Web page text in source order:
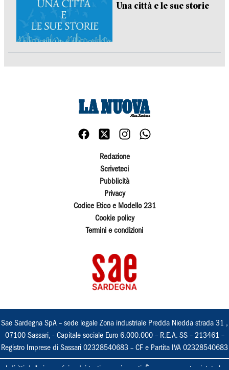
Una città e le sue storie
Redazione
Scriveteci
Pubblicità
Privacy
Codice Etico e Modello 231
Cookie policy
Termini e condizioni
Sae Sardegna SpA – sede legale Zona industriale Predda Niedda strada 31 ,
07100 Sassari, - Capitale sociale Euro 6.000.000 – R.E.A. SS – 213461 –
Registro Imprese di Sassari 02328540683 – CF e Partita IVA 02328540683